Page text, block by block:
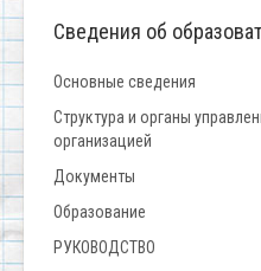
Сведения об
Основные сведения
Структура и органы
организацией
Документы
Образование
РУКОВОДСТВО